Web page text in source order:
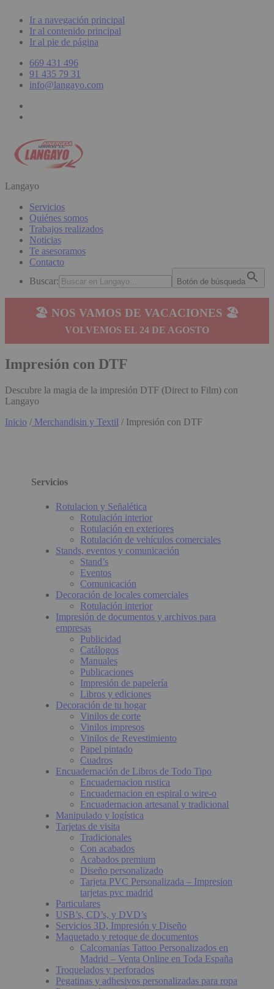
Ir a navegación principal
Ir al contenido principal
Ir al pie de página
669 431 496
91 435 79 31
info@langayo.com
Langayo
Servicios
Quiénes somos
Trabajos realizados
Noticias
Te asesoramos
Contacto
Buscar:
Botón de búsqueda
🏖️ NOS VAMOS DE VACACIONES 🏖️
VOLVEMOS EL 24 DE AGOSTO
Impresión con DTF
Descubre la magia de la impresión DTF (Direct to Film) con
Langayo
Inicio / Merchandisin y Textil / Impresión con DTF
Servicios
Rotulacion y Señalética
Rotulación interior
Rotulación en exteriores
Rotulación de vehículos comerciales
Stands, eventos y comunicación
Stand’s
Eventos
Comunicación
Decoración de locales comerciales
Rotulación interior
Impresión de documentos y archivos para
empresas
Publicidad
Catálogos
Manuales
Publicaciones
Impresión de papelería
Libros y ediciones
Decoración de tu hogar
Vinilos de corte
Vinilos impresos
Vinilos de Revestimiento
Papel pintado
Cuadros
Encuadernación de Libros de Todo Tipo
Encuadernacion rustica
Encuadernacion en espiral o wire-o
Encuadernacion artesanal y tradicional
Manipulado y logística
Tarjetas de visita
Tradicionales
Con acabados
Acabados premium
Diseño personalizado
Tarjeta PVC Personalizada – Impresion
tarjetas pvc madrid
Particulares
USB’s, CD’s, y DVD’s
Servicios 3D, Impresión y Diseño
Maquetado y retoque de documentos
Calcomanías Tattoo Personalizados en
Madrid – Venta Online en Toda España
Troquelados y perforados
Pegatinas y adhesivos personalizadas para ropa